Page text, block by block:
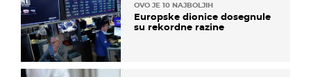
OVO JE 10 NAJBOLJIH
Europske dionice dosegnule
su rekordne razine